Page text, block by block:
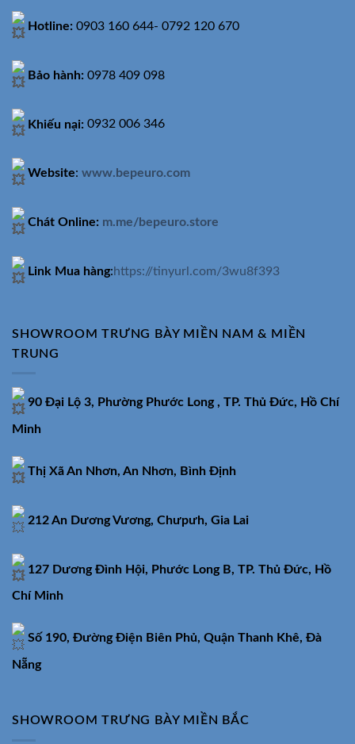
Hotline: 0903 160 644- 0792 120 670
Bảo hành: 0978 409 098
Khiếu nại: 0932 006 346
Website: www.bepeuro.com
Chát Online: m.me/bepeuro.store
Link Mua hàng:https://tinyurl.com/3wu8f393
SHOWROOM TRƯNG BÀY MIỀN NAM & MIỀN
TRUNG
90 Đại Lộ 3, Phường Phước Long , TP. Thủ Đức, Hồ Chí
Minh
Thị Xã An Nhơn, An Nhơn, Bình Định
212 An Dương Vương, Chưpưh, Gia Lai
127 Dương Đình Hội, Phước Long B, TP. Thủ Đức, Hồ
Chí Minh
Số 190, Đường Điện Biên Phủ, Quận Thanh Khê, Đà
Nẵng
SHOWROOM TRƯNG BÀY MIỀN BẮC